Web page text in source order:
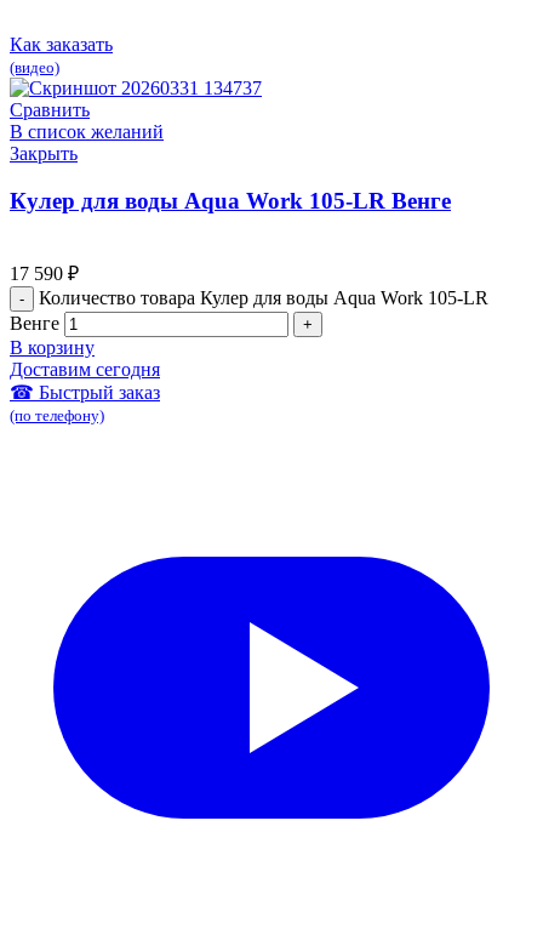
Как заказать
(видео)
Сравнить
В список желаний
Закрыть
Кулер для воды Aqua Work 105-LR Венге
17 590 ₽
Количество товара Кулер для воды Aqua Work 105-LR
Венге
В корзину
Доставим сегодня
☎ Быстрый заказ
(по телефону)